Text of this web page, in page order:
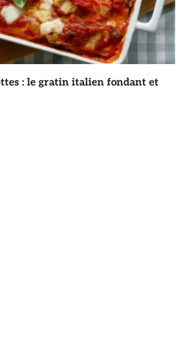
: le gratin italien fondant et